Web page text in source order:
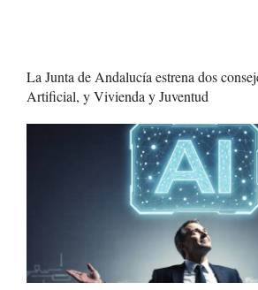
La Junta de Andalucía estrena dos
Artificial, y Vivienda y Juventud